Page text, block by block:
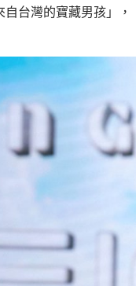
台灣的寶藏男孩」，